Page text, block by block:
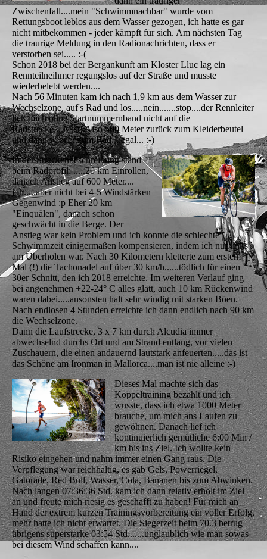
Zwischenfall....mein "Schwimmnachbar" wurde vom
Rettungsboot leblos aus dem Wasser gezogen, ich hatte es gar
nicht mitbekommen - jeder kämpft für sich. Am nächsten Tag
die traurige Meldung in den Radionachrichten, dass er
verstorben sei..... :-(
Schon 2018 bei der Bergankunft am Kloster Lluc lag ein
Rennteilneihmer regungslos auf der Straße und musste
wiederbelebt werden....
Nach 56 Minuten kam ich nach 1,9 km aus dem Wasser zur
Wechselzone, auf's Rad und los.....nein.......stop....der Rennleiter
ließ mich ohne Startnummernband nicht auf die
Radstrecke....Mist! Also 500 Meter zurück zum Kleiderbeutel
und dann wieder zum Rad....egal... :-)
In der Streckenbeschreibung stand
beim Radprofil: .....20 km Einrollen,
danach Anstieg auf 600 Meter....
joh.....aber nicht bei 4-5 Windstärken
Gegenwind :p Eher 20 km
"Einquälen", danach schon
geschwächt in die Berge. Der
Anstieg war kein Problem und ich konnte die schlechte
Schwimmzeit einigermaßen kompensieren, indem ich nur links
am Überholen war. Nach 30 Kilometern kletterte zum erstem
Mal (!) die Tachonadel auf über 30 km/h......tödlich für einen
30er Schnitt, den ich 2018 erreichte. Im weiteren Verlauf ging
bei angenehmen +22-24° C alles glatt, auch 10 km Rückenwind
waren dabei.....ansonsten halt sehr windig mit starken Böen.
Nach endlosen 4 Stunden erreichte ich dann endlich nach 90 km
die Wechselzone.
Dann die Laufstrecke, 3 x 7 km durch Alcudia immer
abwechselnd durchs Ort und am Strand entlang, vor vielen
Zuschauern, die einen andauernd lautstark anfeuerten.....das ist
das Schöne am Ironman in Mallorca....man ist nie alleine :-)
Dieses Mal machte sich das
Koppeltraining bezahlt und ich
wusste, dass ich etwa 1000 Meter
brauche, um mich ans Laufen zu
gewöhnen. Danach lief ich
kontinuierlich gemütliche 6:00 Min /
km bis ins Ziel. Ich wollte kein
Risiko eingehen und nahm immer einen Gang raus. Die
Verpflegung war reichhaltig, es gab Gels, Powerriegel,
Gatorade, Red Bull, Wasser, Cola, Bananen bis zum Abwinken.
Nach langen 07:36:36 Std. kam ich dann relativ erholt im Ziel
an und freute mich riesig es geschafft zu haben! Für mich an
Hand der extrem kurzen Trainingsvorbereitung ein voller Erfolg,
mehr hatte ich nicht erwartet. Die Siegerzeit beim 70.3 betrug
übrigens superstarke 03:54 Std.......unglaublich wie man sowas
bei diesem Wind schaffen kann....